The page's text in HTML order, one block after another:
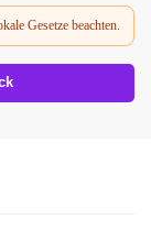
Gesetze beachten.